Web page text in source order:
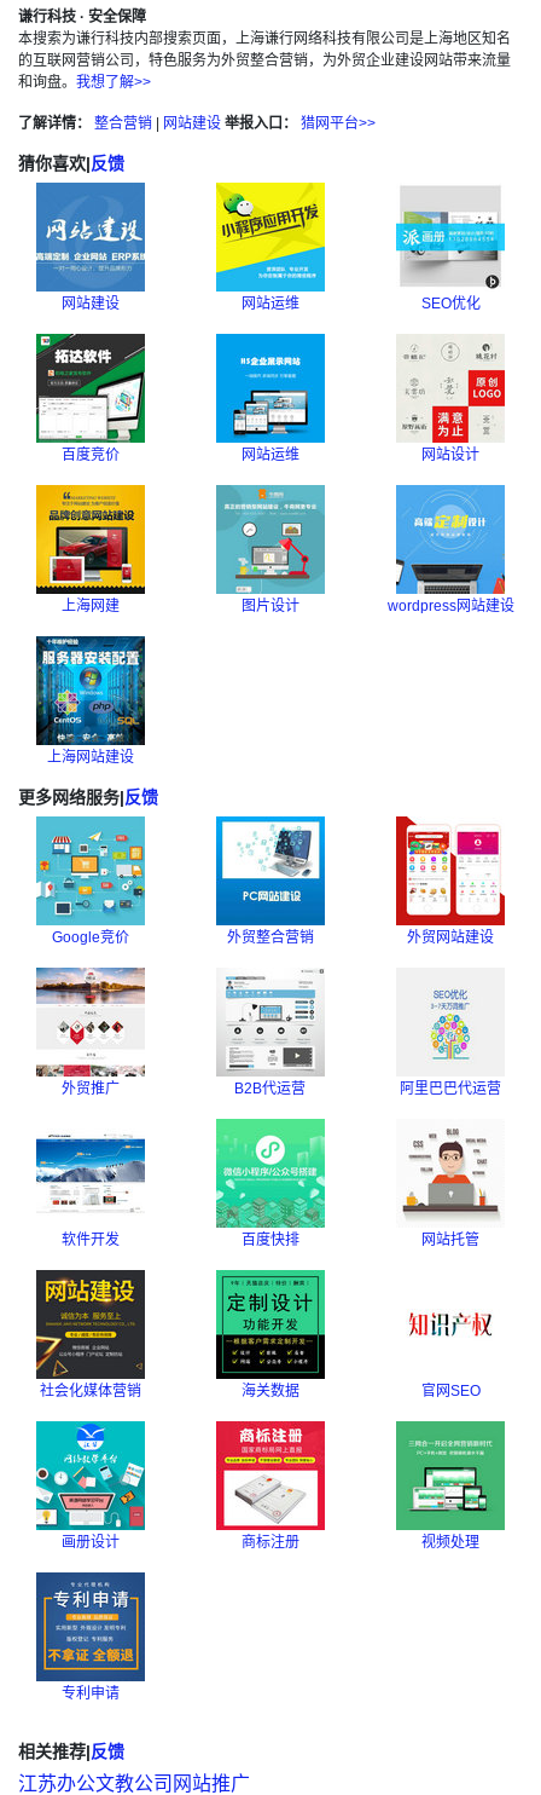
谦行科技 · 安全保障
本搜索为谦行科技内部搜索页面，上海谦行网络科技有限公司是上海地区知名
的互联网营销公司，特色服务为外贸整合营销，为外贸企业建设网站带来流量
和询盘。 我想了解>>
了解详情： 整合营销 网站建设 举报入口： 猎网平台>>
猜你喜欢|反馈
网站建设 网站运维 SEO优化
百度竞价 网站运维 网站设计
上海网建 图片设计 wordpress网站建设
上海网站建设
更多网络服务|反馈
Google竞价 外贸整合营销 外贸网站建设
外贸推广 B2B代运营 阿里巴巴代运营
软件开发 百度快排 网站托管
社会化媒体营销 海关数据 官网SEO
画册设计 商标注册 视频处理
专利申请
相关推荐|反馈
江苏办公文教公司网站推广